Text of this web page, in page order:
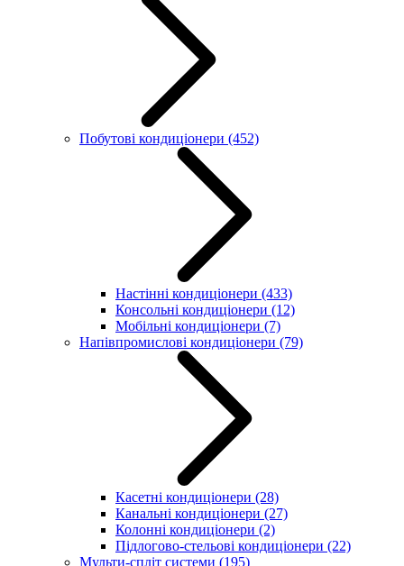
Побутові кондиціонери (452)
Настінні кондиціонери (433)
Консольні кондиціонери (12)
Мобільні кондиціонери (7)
Напівпромислові кондиціонери (79)
Касетні кондиціонери (28)
Канальні кондиціонери (27)
Колонні кондиціонери (2)
Підлогово-стельові кондиціонери (22)
Мульти-спліт системи (195)